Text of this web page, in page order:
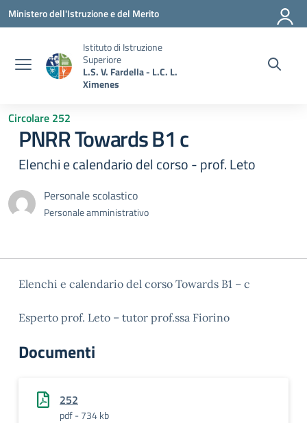
Vai ai contenuti
Vai al menu di navigazione
Vai al footer
Ministero dell'Istruzione e del Merito
Istituto di Istruzione
Superiore
L.S. V. Fardella - L.C. L.
Ximenes
Circolare 252
PNRR Towards B1 c
Elenchi e calendario del corso - prof. Leto
Personale scolastico
Personale amministrativo
Elenchi e calendario del corso Towards B1 – c
Esperto prof. Leto – tutor prof.ssa Fiorino
Documenti
252
pdf - 734 kb